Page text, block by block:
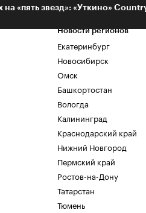
Новости регионов
Екатеринбург
Новосибирск
Омск
Башкортостан
Вологда
Калининград
Краснодарский край
Нижний Новгород
Пермский край
Ростов-на-Дону
Татарстан
Тюмень